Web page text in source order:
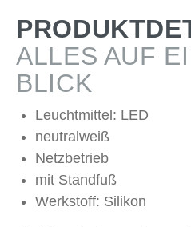
ALLES AUF
BLICK
Leuchtmittel: LED
neutralweiß
Netzbetrieb
mit Standfuß
Werkstoff: Silikon